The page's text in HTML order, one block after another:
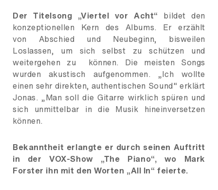
Der Titelsong „Viertel vor Acht“ bildet den
konzeptionellen Kern des Albums. Er erzählt
von Abschied und Neubeginn, bisweilen
Loslassen, um sich selbst zu schützen und
weitergehen zu können. Die meisten Songs
wurden akustisch aufgenommen. „Ich wollte
einen sehr direkten, authentischen Sound“ erklärt
Jonas. „Man soll die Gitarre wirklich spüren und
sich unmittelbar in die Musik hineinversetzen
können.
Bekanntheit erlangte er durch seinen Auftritt
in der VOX-Show „The Piano“, wo Mark
Forster ihn mit den Worten „All In“ feierte.